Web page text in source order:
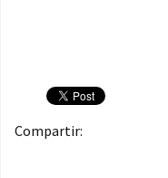
Compartir: